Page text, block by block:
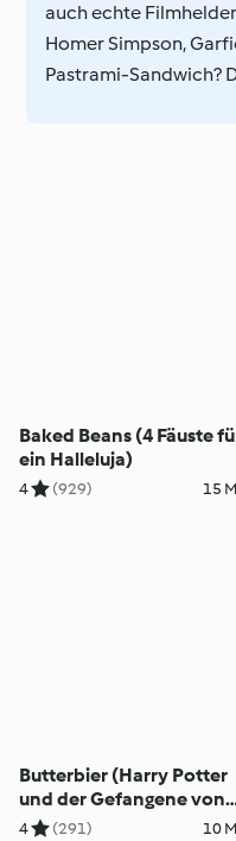
auch echte
Homer Simpson,
Pastrami-Sandwich?
Baked Beans (4 Fäuste
ein Halleluja)
4 (929) 15
Butterbier (Harry Potter
und der Gefangene von
Askaban)
4 (291) 10